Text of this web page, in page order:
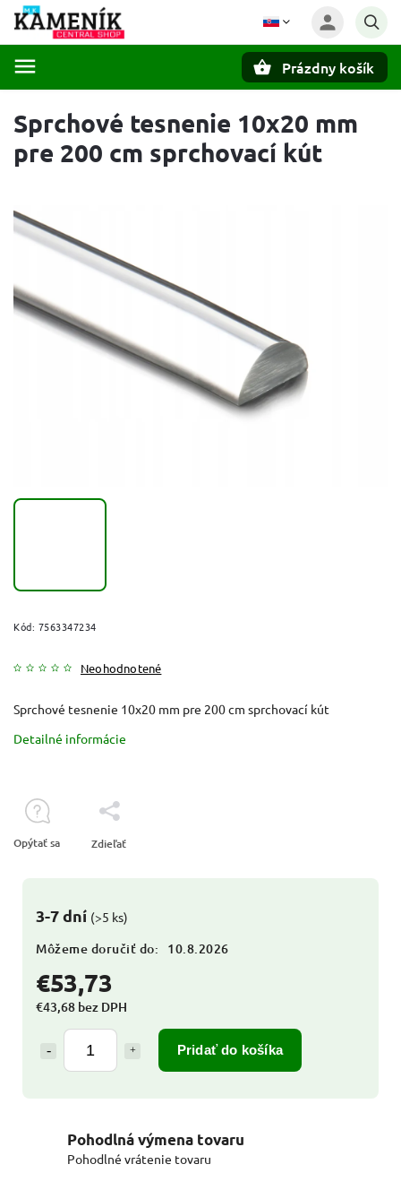
Prázdny košík
Sprchové tesnenie 10x20 mm
pre 200 cm sprchovací kút
Kód: 7563347234
Neohodnotené
€53,73
€43,68 bez DPH
Pridať do košíka
3-7 dní (>5 ks)
Môžeme doručiť do: 10.8.2026
Sprchové tesnenie 10x20 mm pre 200 cm sprchovací kút
Detailné informácie
Opýtať sa Zdieľať
Pohodlná výmena tovaru
Pohodlné vrátenie tovaru